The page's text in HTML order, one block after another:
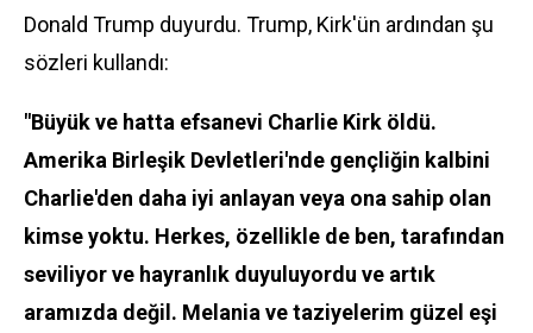
Donald Trump duyurdu. Trump, Kirk'ün ardından şu
sözleri kullandı:
"Büyük ve hatta efsanevi Charlie Kirk öldü.
Amerika Birleşik Devletleri'nde gençliğin kalbini
Charlie'den daha iyi anlayan veya ona sahip olan
kimse yoktu. Herkes, özellikle de ben, tarafından
seviliyor ve hayranlık duyuluyordu ve artık
aramızda değil. Melania ve taziyelerim güzel eşi